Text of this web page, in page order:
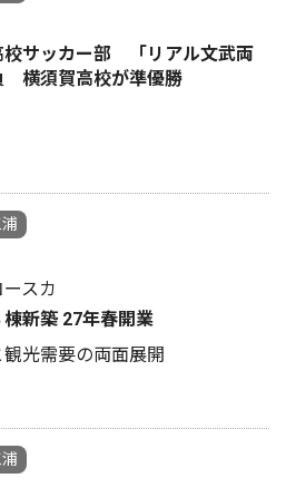
校サッカー部 「リアル文武両
横須賀高校が準優勝
スカ
新築 27年春開業
観光需要の両面展開